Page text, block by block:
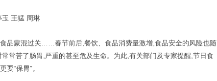
玉 王猛 周琳
食品蒙混过关……春节前后,餐饮、食品消费量激增,食品安全的风险也随
常苦了肠胃,严重的甚至危及生命。为此,有关部门及专家提醒,节日食
要“保胃”。